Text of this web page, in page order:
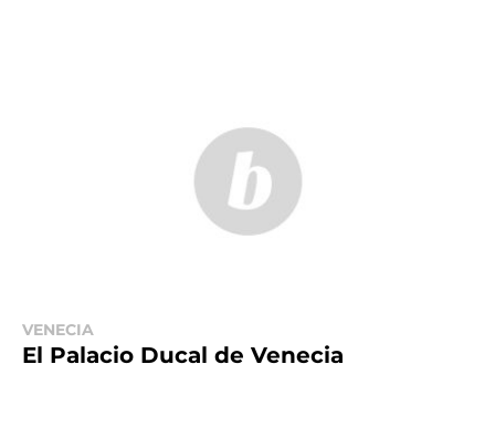
VENECIA
El Palacio Ducal de Venecia